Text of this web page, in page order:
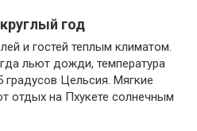
год
и гостей теплым климатом.
льют дожди, температура
градусов Цельсия. Мягкие
отдых на Пхукете солнечным